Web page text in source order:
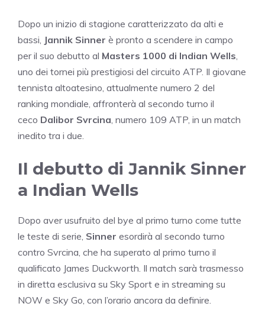
Dopo un inizio di stagione caratterizzato da alti e
bassi, Jannik Sinner è pronto a scendere in campo
per il suo debutto al Masters 1000 di Indian Wells
uno dei tornei più prestigiosi del circuito ATP. Il giovane
tennista altoatesino, attualmente numero 2 del
ranking mondiale, affronterà al secondo turno il
ceco Dalibor Svrcina , numero 109 ATP, in un match
inedito tra i due.
Il debutto di Jannik Sinner
a Indian Wells
Dopo aver usufruito del bye al primo turno come tutte
le teste di serie, Sinner esordirà al secondo turno
contro Svrcina, che ha superato al primo turno il
qualificato James Duckworth. Il match sarà trasmesso
in diretta esclusiva su Sky Sport e in streaming su
NOW e Sky Go, con l’orario ancora da definire.